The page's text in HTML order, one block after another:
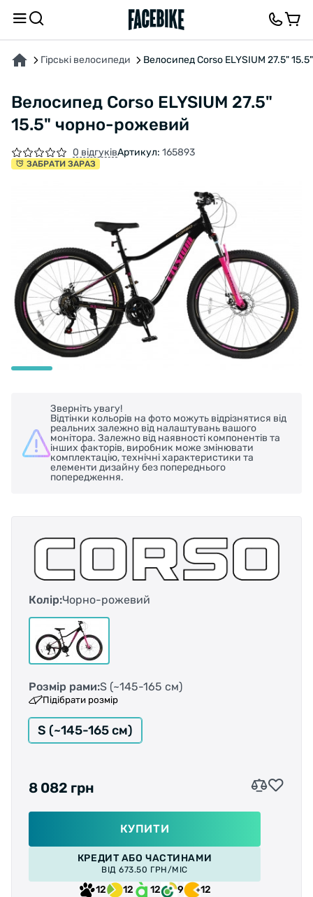
Гірські велосипеди Велосипед Corso ELYSIUM 27.5"
Велосипед Corso ELYSIUM 27.5"
15.5" чорно-рожевий
0 відгуківАртикул: 165893
ЗАБРАТИ ЗАРАЗ
Зверніть увагу!
Відтінки кольорів на фото можуть відрізнятися від
реальних залежно від налаштувань вашого
монітора. Залежно від наявності компонентів та
інших факторів, виробник може змінювати
комплектацію, технічні характеристики та
елементи дизайну без попереднього
попередження.
Колір:Чорно-рожевий
Розмір рами:S (~145-165 см)
Підібрати розмір
S (~145-165 см)
8 082 грн
КУПИТИ
КРЕДИТ АБО ЧАСТИНАМИ
ВІД 673.50 ГРН/МІС
12 12 12 9 12
ПРО ТОВАР ХАРАКТЕРИСТИКИВІДГУКИ ТА ЗАПИТАННЯ